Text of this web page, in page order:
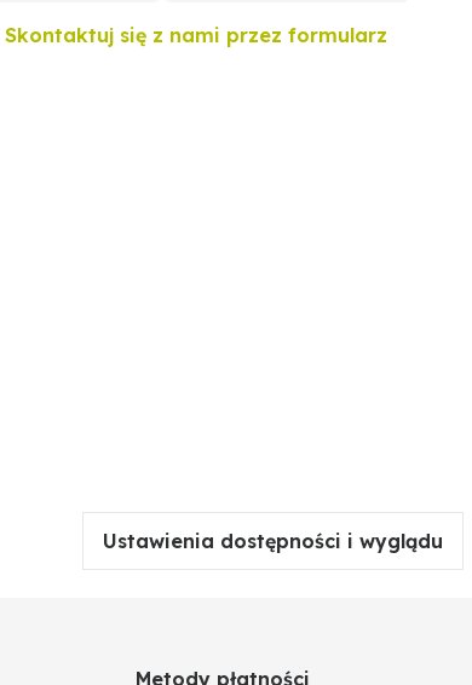
Skontaktuj się z nami przez formularz
Ustawienia dostępności i wyglądu
Metody płatności